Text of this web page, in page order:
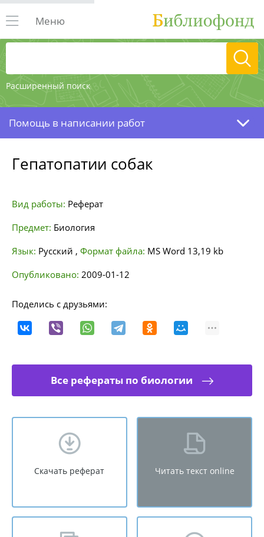
Расширенный поиск
Меню
Помощь в написании работ
Гепатопатии собак
Вид работы: Реферат
Предмет: Биология
Язык: Русский , Формат файла: MS Word 13,19 kb
Опубликовано: 2009-01-12
Поделись с друзьями:
Все рефераты по биологии
Скачать реферат Читать текст online